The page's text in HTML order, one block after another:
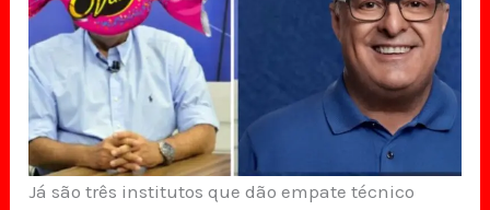
Já são três institutos que dão empate técnico